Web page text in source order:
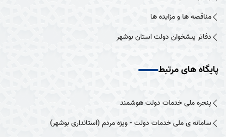
مناقصه ها و مزایده ها
دفاتر پیشخوان دولت استان بوشهر
پایگاه های مرتبط
پنجره ملی خدمات دولت هوشمند
سامانه ی ملی خدمات دولت - ویژه مردم (استانداری بوشهر)